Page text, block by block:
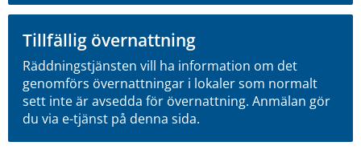
Tillfällig övernattning
Räddningstjänsten vill ha information om det
genomförs övernattningar i lokaler som normalt
sett inte är avsedda för övernattning. Anmälan gör
du via e-tjänst på denna sida.